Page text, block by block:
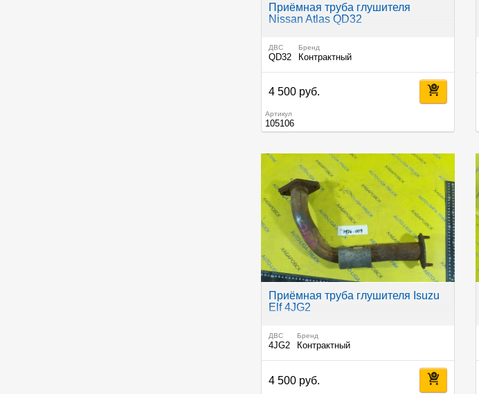
Приёмная труба глушителя
Nissan Atlas QD32
ДВС
QD32
Бренд
Контрактный
4 500 руб.
Артикул
105106
Приёмная труба глушителя Isuzu
Elf 4JG2
ДВС
4JG2
Бренд
Контрактный
4 500 руб.